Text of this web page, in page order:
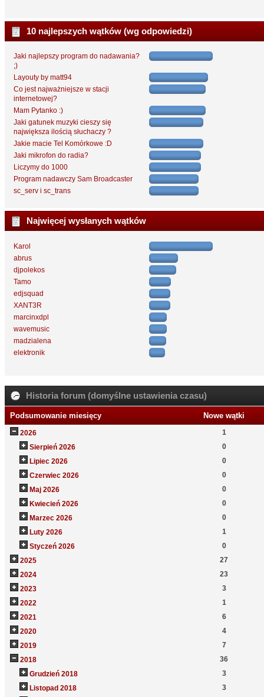
10 najlepszych wątków (wg odpowiedzi)
Jaki najlepszy program do nadawania?
;)
Layouty by matt94
Co jest najważniejsze w stacji
internetowej?
Mam Pytanko :)
Jaki gatunek muzyki cieszy się
największa ilością słuchaczy ?
Jakie macie Tel Komórkowe :D
Jaki mikrofon do radia?
Liczymy do 1000
Program nadawczy Sam Broadcaster
sc_serv i sc_trans
Najwięcej wysłanych wątków
Karol
abrus
djpolekos
Tamo
edjsquad
XANT3R
marcinxdpl
wavemusic
madzialena
elektronik
Historia forum (domyślne ustawienia czasu)
Podsumowanie miesięcy Nowe wątki
2026
1
Sierpień 2026
0
Lipiec 2026
0
Czerwiec 2026
0
Maj 2026
0
Kwiecień 2026
0
Marzec 2026
0
Luty 2026
1
Styczeń 2026
0
2025
27
2024
23
2023
3
2022
1
2021
6
2020
4
2019
7
2018
36
Grudzień 2018
3
Listopad 2018
3